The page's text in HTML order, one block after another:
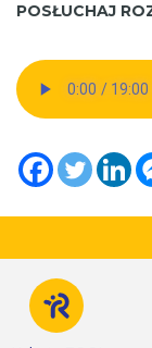
POSŁUCHAJ